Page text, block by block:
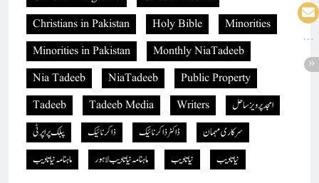
Christians in Pakistan
Holy Bible
Minorities
Minorities in Pakistan
Monthly NiaTadeeb
Nia Tadeeb
NiaTadeeb
Public Property
Tadeeb
Tadeeb Media Writers
امجد پرویز ساحل
پبلک پراپرٹی
ذاکر نائیک ڈاکٹر ذاکر نائیک
سرکاری مہمان
ماہنامہ نیاتادیب
ماہنامہ نیاتادیب لاہور نیا تادیب نیاتادیب